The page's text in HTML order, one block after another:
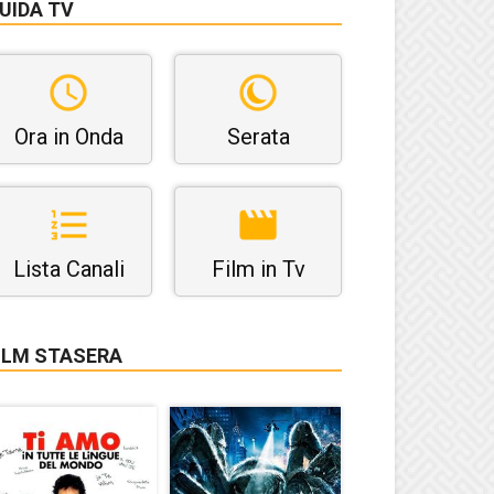
TV
Ora in Onda Serata
Lista Canali Film in Tv
STASERA